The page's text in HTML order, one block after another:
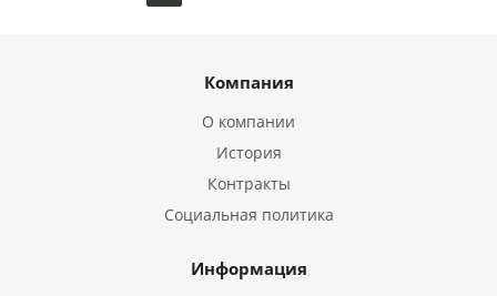
Компания
О компании
История
Контракты
Социальная политика
Информация